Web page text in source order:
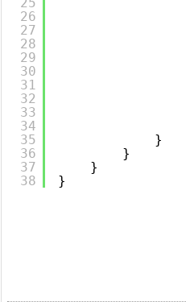
26
27
28
29
30
31
32
33
34
35
36
37
38
}
}
}
}